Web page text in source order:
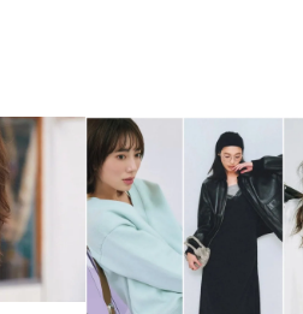
| CLASSY.[クラッシィ]